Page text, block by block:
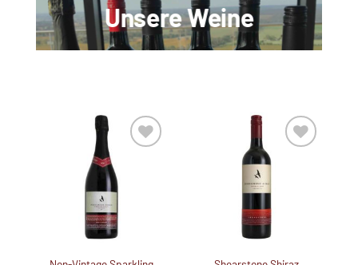
Unsere Weine
Wunschliste
hinzufügen
Wunschliste
hinzufügen